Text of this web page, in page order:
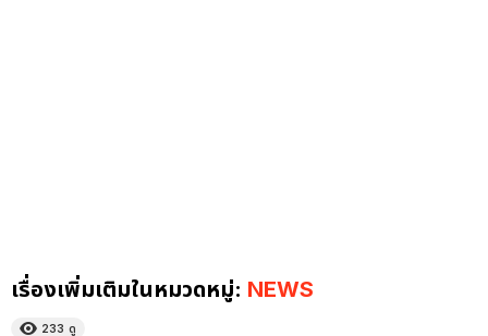
เรื่องเพิ่มเติมในหมวดหมู่: NEWS
233 ดู